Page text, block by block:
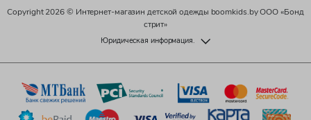
Copyright 2026 © Интернет-магазин детской одежды boomkids.by ООО «Бонд
стрит»
Юридическая информация.